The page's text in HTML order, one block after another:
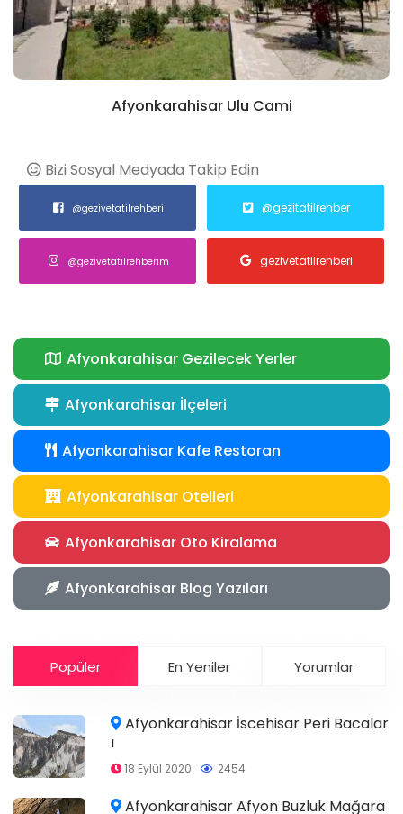
Afyonkarahisar Ulu Cami
Bizi Sosyal Medyada Takip Edin
@gezivetatilrehberi @gezitatilrehber
@gezivetatilrehberim gezivetatilrehberi
Afyonkarahisar Gezilecek Yerler
Afyonkarahisar İlçeleri
Afyonkarahisar Kafe Restoran
Afyonkarahisar Otelleri
Afyonkarahisar Oto Kiralama
Afyonkarahisar Blog Yazıları
Popüler En Yeniler Yorumlar
Afyonkarahisar İscehisar Peri Bacalar
ı
18 Eylül 2020 2454
Afyonkarahisar Afyon Buzluk Mağara